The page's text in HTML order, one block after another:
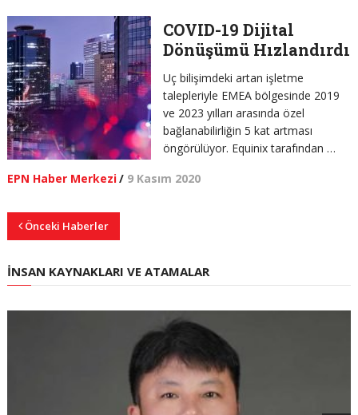
COVID-19 Dijital
Dönüşümü Hızlandırdı
Uç bilişimdeki artan işletme
talepleriyle EMEA bölgesinde 2019
ve 2023 yılları arasında özel
bağlanabilirliğin 5 kat artması
öngörülüyor. Equinix tarafından …
EPN Haber Merkezi/ 9 Kasım 2020
Önceki Haberler
İNSAN KAYNAKLARI VE ATAMALAR